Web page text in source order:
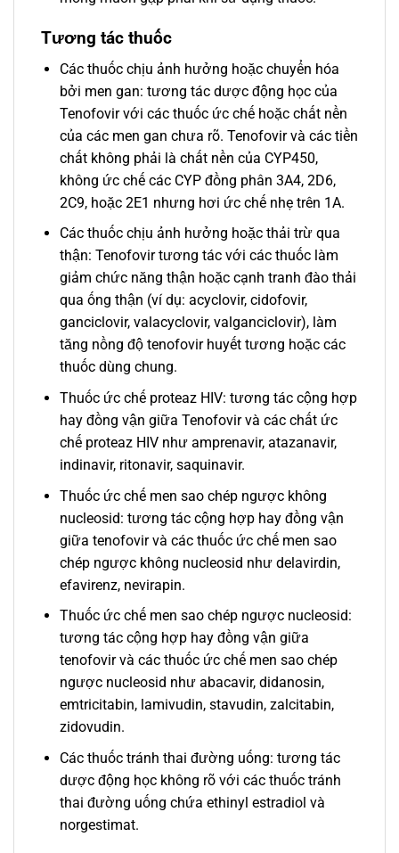
Tương tác thuốc
Các thuốc chịu ảnh hưởng hoặc chuyển hóa
bởi men gan: tương tác dược động học của
Tenofovir với các thuốc ức chế hoặc chất nền
của các men gan chưa rõ. Tenofovir và các tiền
chất không phải là chất nền của CYP450,
không ức chế các CYP đồng phân 3A4, 2D6,
2C9, hoặc 2E1 nhưng hơi ức chế nhẹ trên 1A.
Các thuốc chịu ảnh hưởng hoặc thải trừ qua
thận: Tenofovir tương tác với các thuốc làm
giảm chức năng thận hoặc cạnh tranh đào thải
qua ống thận (ví dụ: acyclovir, cidofovir,
ganciclovir, valacyclovir, valganciclovir), làm
tăng nồng độ tenofovir huyết tương hoặc các
thuốc dùng chung.
Thuốc ức chế proteaz HIV: tương tác cộng hợp
hay đồng vận giữa Tenofovir và các chất ức
chế proteaz HIV như amprenavir, atazanavir,
indinavir, ritonavir, saquinavir.
Thuốc ức chế men sao chép ngược không
nucleosid: tương tác cộng hợp hay đồng vận
giữa tenofovir và các thuốc ức chế men sao
chép ngược không nucleosid như delavirdin,
efavirenz, nevirapin.
Thuốc ức chế men sao chép ngược nucleosid:
tương tác cộng hợp hay đồng vận giữa
tenofovir và các thuốc ức chế men sao chép
ngược nucleosid như abacavir, didanosin,
emtricitabin, lamivudin, stavudin, zalcitabin,
zidovudin.
Các thuốc tránh thai đường uống: tương tác
dược động học không rõ với các thuốc tránh
thai đường uống chứa ethinyl estradiol và
norgestimat.